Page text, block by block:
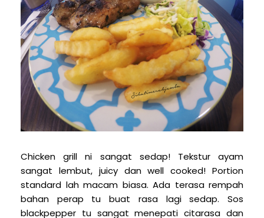
Chicken grill ni sangat sedap! Tekstur ayam
sangat lembut, juicy dan well cooked! Portion
standard lah macam biasa. Ada terasa rempah
bahan perap tu buat rasa lagi sedap. Sos
blackpepper tu sangat menepati citarasa dan